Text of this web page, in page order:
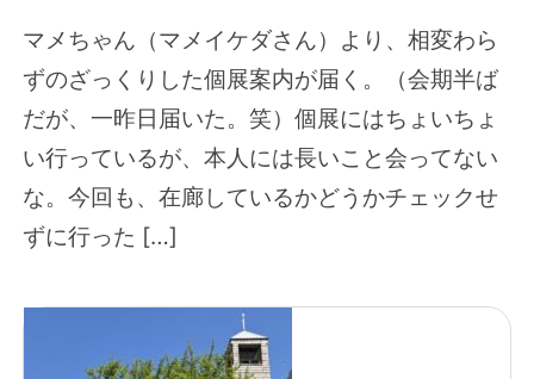
マメちゃん（マメイケダさん）より、相変わら
ずのざっくりした個展案内が届く。（会期半ば
だが、一昨日届いた。笑）個展にはちょいちょ
い行っているが、本人には長いこと会ってない
な。今回も、在廊しているかどうかチェックせ
ずに行った […]